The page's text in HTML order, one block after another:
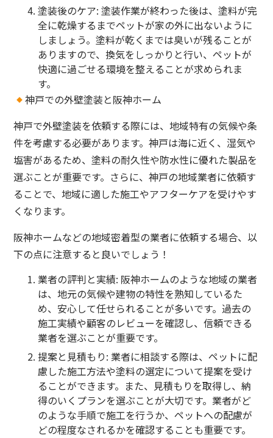
塗装後のケア: 塗装作業が終わった後は、塗料が完
全に乾燥するまでペットが家の外に出ないように
しましょう。塗料が乾くまでは臭いが残ることが
ありますので、換気をしっかりと行い、ペットが
快適に過ごせる環境を整えることが求められま
す。
神戸での外壁塗装と阪神ホーム
神戸で外壁塗装を依頼する際には、地域特有の気候や条
件を考慮する必要があります。神戸は海に近く、湿気や
塩害があるため、塗料の耐久性や防水性に優れた製品を
選ぶことが重要です。さらに、神戸の地域業者に依頼す
ることで、地域に適した施工やアフターケアを受けやす
くなります。
阪神ホームなどの地域密着型の業者に依頼する場合、以
下の点に注意すると良いでしょう！
業者の評判と実績: 阪神ホームのような地域の業者
は、地元の気候や建物の特性を熟知しているた
め、安心して任せられることが多いです。過去の
施工実績や顧客のレビューを確認し、信頼できる
業者を選ぶことが重要です。
提案と見積もり: 業者に相談する際は、ペットに配
慮した施工方法や塗料の選定について提案を受け
ることができます。また、見積もりを取得し、納
得のいくプランを選ぶことが大切です。業者がど
のような手順で施工を行うか、ペットへの配慮が
どの程度なされるかを確認することも重要です。